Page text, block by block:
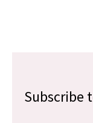
Subscribe